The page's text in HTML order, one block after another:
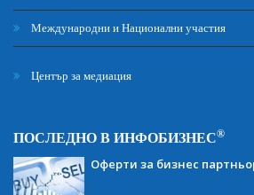
Международни и Национални участия
Център за медиация
ПОСЛЕДНО В ИНФОБИЗНЕС®
Оферти за бизнес